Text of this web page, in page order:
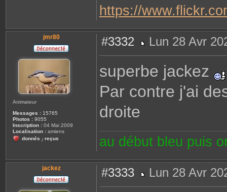
https://
jmr80
Animateur
Messages : 15765
Photos : 9055
Inscription : 04 Mai 2009
Localisation : amiens
donnés / reçus
#3332
e
a
Lun 28 Avr
superbe jackez
Par contre j'ai
droite
au début bleu puis
jackez #3333
e
Lun 28 Avr